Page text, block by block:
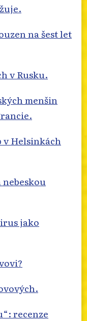
na šest let
v Rusku.
menšin
v Helsinkách
jako
recenze